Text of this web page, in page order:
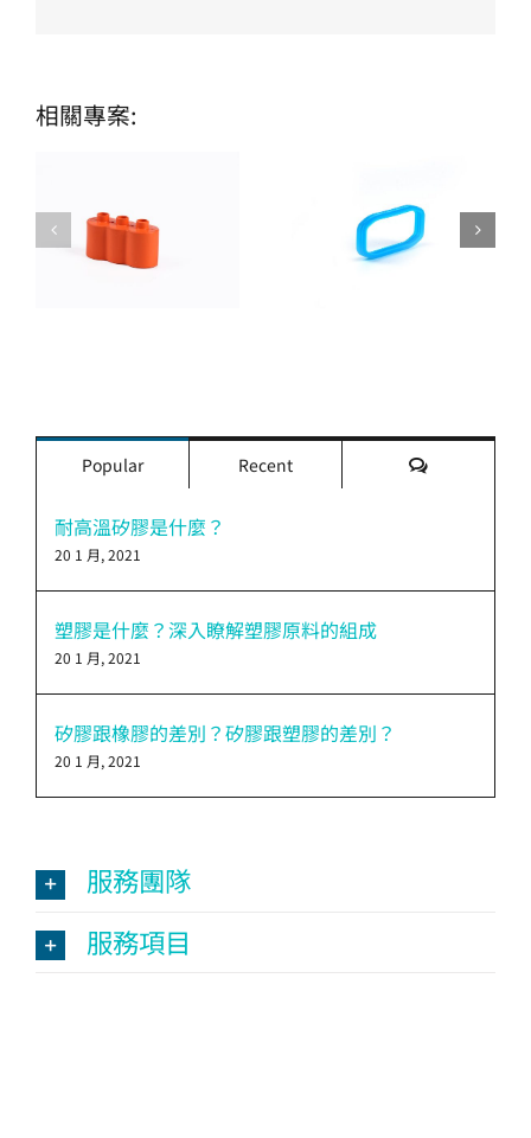
相關專案:
Popular Recent
評
耐高溫矽膠是什麼？
20 1 月, 2021
塑膠是什麼？深入瞭解塑膠原料的組成
20 1 月, 2021
矽膠跟橡膠的差別？矽膠跟塑膠的差別？
20 1 月, 2021
服務團隊
服務項目